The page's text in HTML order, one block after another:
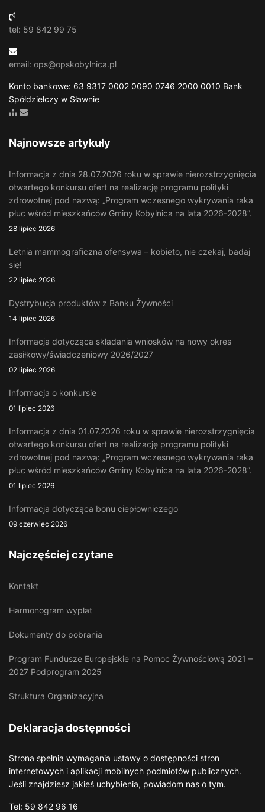
tel: 59 842 99 75
email: ops@opskobylnica.pl
Konto bankowe: 63 9317 0002 0090 0746 2000 0010 Bank
Spółdzielczy w Sławnie
Zobacz mapę strony
Wyślij email
Najnowsze artykuły
Informacja z dnia 28.07.2026 roku w sprawie nierozstrzygnięcia
otwartego konkursu ofert na realizację programu polityki
zdrowotnej pod nazwą: „Program wczesnego wykrywania raka
płuc wśród mieszkańców Gminy Kobylnica na lata 2026-2028”.
28 lipiec 2026
Letnia mammograficzna ofensywa – kobieto, nie czekaj, badaj
się!
22 lipiec 2026
Dystrybucja produktów z Banku Żywności
14 lipiec 2026
Informacja dotycząca składania wniosków na nowy okres
zasiłkowy/świadczeniowy 2026/2027
02 lipiec 2026
Informacja o konkursie
01 lipiec 2026
Informacja z dnia 01.07.2026 roku w sprawie nierozstrzygnięcia
otwartego konkursu ofert na realizację programu polityki
zdrowotnej pod nazwą: „Program wczesnego wykrywania raka
płuc wśród mieszkańców Gminy Kobylnica na lata 2026-2028”.
01 lipiec 2026
Informacja dotycząca bonu ciepłowniczego
09 czerwiec 2026
Najczęściej czytane
Kontakt
Harmonogram wypłat
Dokumenty do pobrania
Program Fundusze Europejskie na Pomoc Żywnościową 2021 –
2027 Podprogram 2025
Struktura Organizacyjna
Deklaracja dostępności
Strona spełnia wymagania ustawy o dostępności stron
internetowych i aplikacji mobilnych podmiotów publicznych.
Jeśli znajdziesz jakieś uchybienia, powiadom nas o tym.
Tel: 59 842 96 16